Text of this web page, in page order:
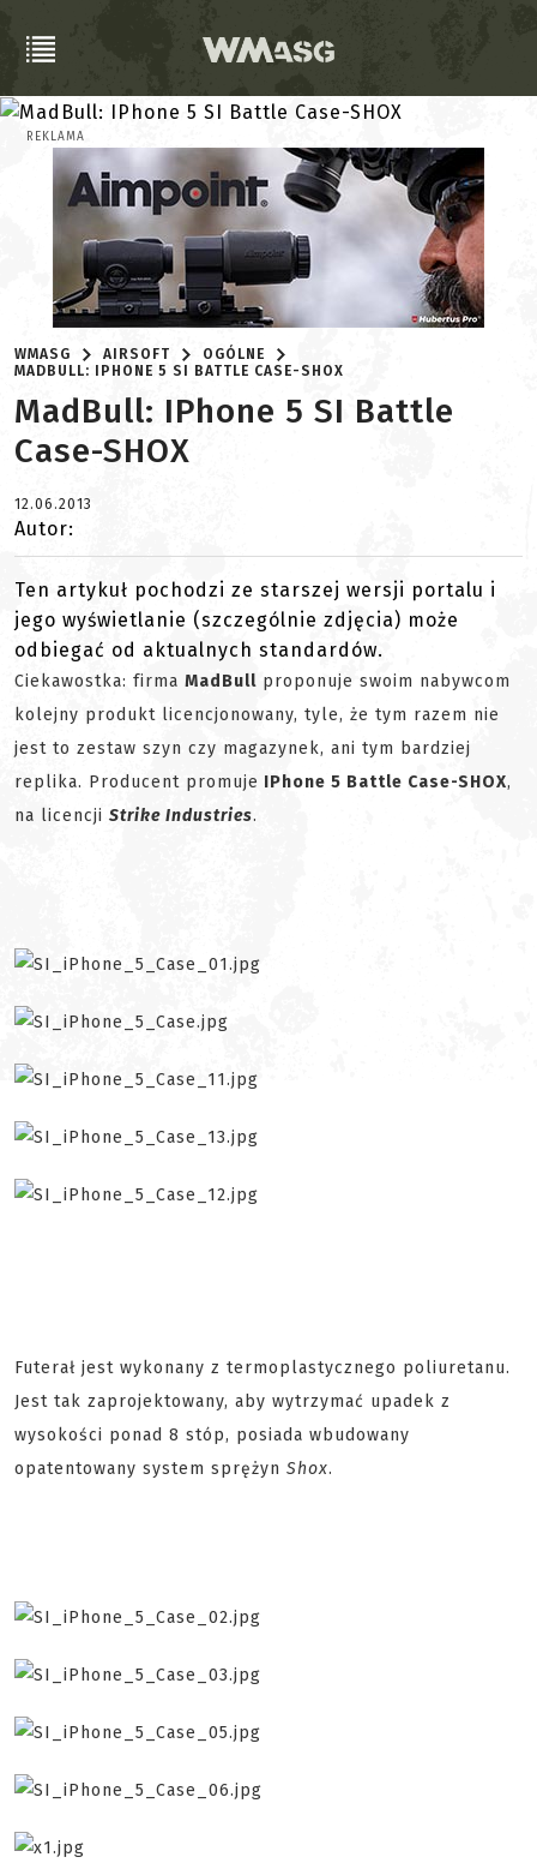
REKLAMA
WMASG AIRSOFT
OGÓLNE
MADBULL: IPHONE 5 SI BATTLE CASE-SHOX
MadBull: IPhone 5 SI Battle
Case-SHOX
12.06.2013
Autor:
Ten artykuł pochodzi ze starszej wersji portalu i
jego wyświetlanie (szczególnie zdjęcia) może
odbiegać od aktualnych standardów.
Ciekawostka: firma MadBull proponuje swoim nabywcom
kolejny produkt licencjonowany, tyle, że tym razem nie
jest to zestaw szyn czy magazynek, ani tym bardziej
replika. Producent promuje IPhone 5 Battle Case-SHOX,
na licencji Strike Industries.
Futerał jest wykonany z termoplastycznego poliuretanu.
Jest tak zaprojektowany, aby wytrzymać upadek z
wysokości ponad 8 stóp, posiada wbudowany
opatentowany system sprężyn Shox.